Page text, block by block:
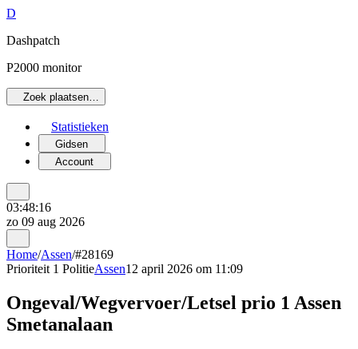
D
Dashpatch
P2000 monitor
Zoek plaatsen…
Statistieken
Gidsen
Account
03:48:16
zo 09 aug 2026
Home/Assen/#28169
Prioriteit 1 PolitieAssen12 april 2026 om 11:09
Ongeval/Wegvervoer/Letsel prio 1 Assen
Smetanalaan